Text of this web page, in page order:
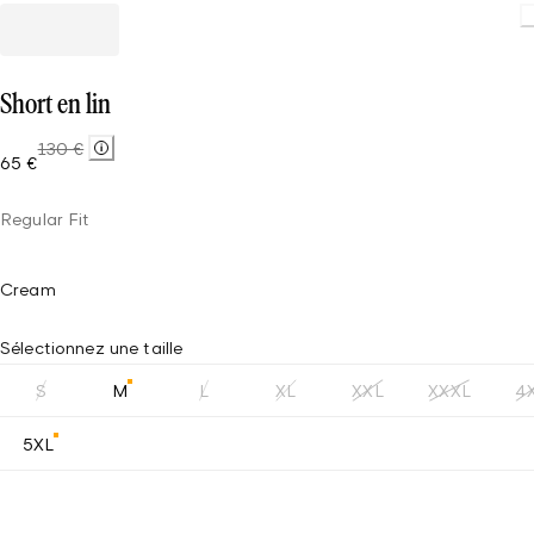
Short en lin
65 €
130 €
Regular Fit
Cream
Sélectionnez une taille
S M L XL XXL XXXL
5XL